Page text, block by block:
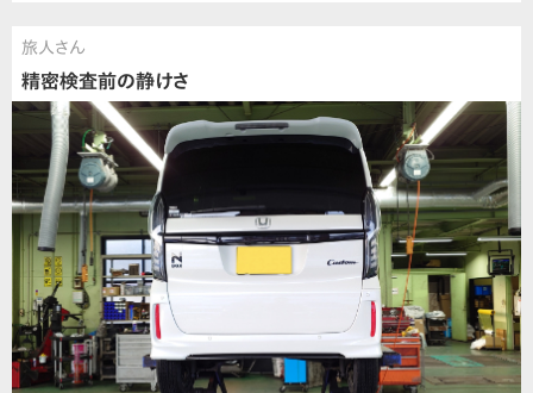
旅人さん
精密検査前の静けさ